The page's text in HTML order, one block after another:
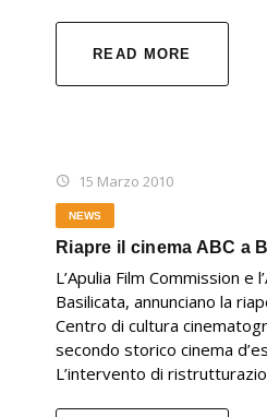
READ MORE
15 Marzo 2010
NEWS
Riapre il cinema ABC a
L’Apulia Film Commission e
Basilicata, annunciano la
Centro di cultura
secondo storico cinema
L’intervento di